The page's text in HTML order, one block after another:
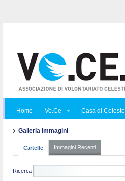
Home Vo.Ce Casa di Celeste
Galleria Immagini
Cartelle Immagini Recenti
Ricerca